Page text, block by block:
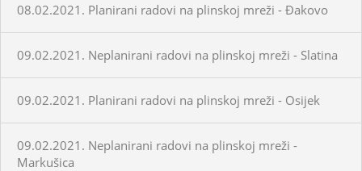
08.02.2021. Planirani radovi na plinskoj mreži - Đakovo
09.02.2021. Neplanirani radovi na plinskoj mreži - Slatina
09.02.2021. Planirani radovi na plinskoj mreži - Osijek
09.02.2021. Neplanirani radovi na plinskoj mreži -
Markušica